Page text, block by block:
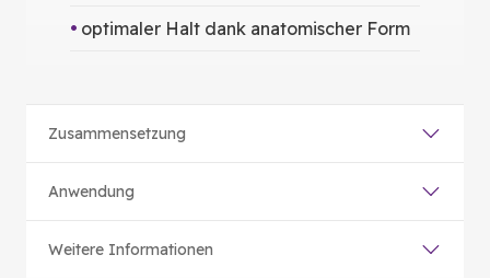
optimaler Halt dank anatomischer Form
Zusammensetzung
Anwendung
Weitere Informationen